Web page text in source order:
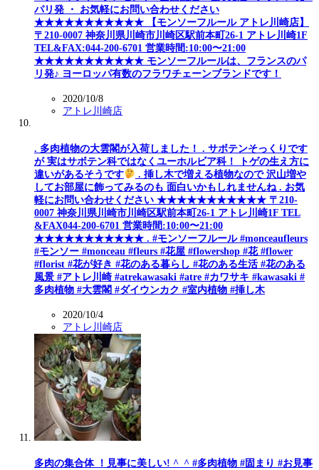
パリ発 ・ お気軽にお問い合わせください
★★★★★★★★★★★ 【モンソーフルール アトレ川崎店】
〒210-0007 神奈川県川崎市川崎区駅前本町26-1 アトレ川崎1F
TEL&FAX:044-200-6701 営業時間:10:00〜21:00
★★★★★★★★★★★ モンソーフルールは、フランスのパ
リ発♪ ヨーロッパ有数のフラワチェーンブランドです！
2020/10/8
アトレ川崎店
. 多肉植物の大雲閣が入荷しました！ . サボテンそっくりです
が 実はサボテン科ではなくユーホルビア科！ トゲの生え方に
違いがあるそうです
. 挿し木で増える植物なので 沢山増や
してお部屋に飾ってみるのも 面白いかもしれませんね . お気
軽にお問い合わせください ★★★★★★★★★★★ 〒210-
0007 神奈川県川崎市川崎区駅前本町26-1 アトレ川崎1F TEL
&FAX044-200-6701 営業時間:10:00〜21:00
★★★★★★★★★★★ . #モンソーフルール #monceaufleurs
#モンソー #monceau #fleurs #花屋 #flowershop #花 #flower
#florist #花が好き #花のある暮らし #花のある生活 #花のある
風景 #アトレ川崎 #atrekawasaki #atre #カワサキ #kawasaki #
多肉植物 #大雲閣 #ダイウンカク #室内植物 #挿し木
2020/10/4
アトレ川崎店
多肉の集合体 ！見事に美しい! ^_^ #多肉植物 #固まり #お見事